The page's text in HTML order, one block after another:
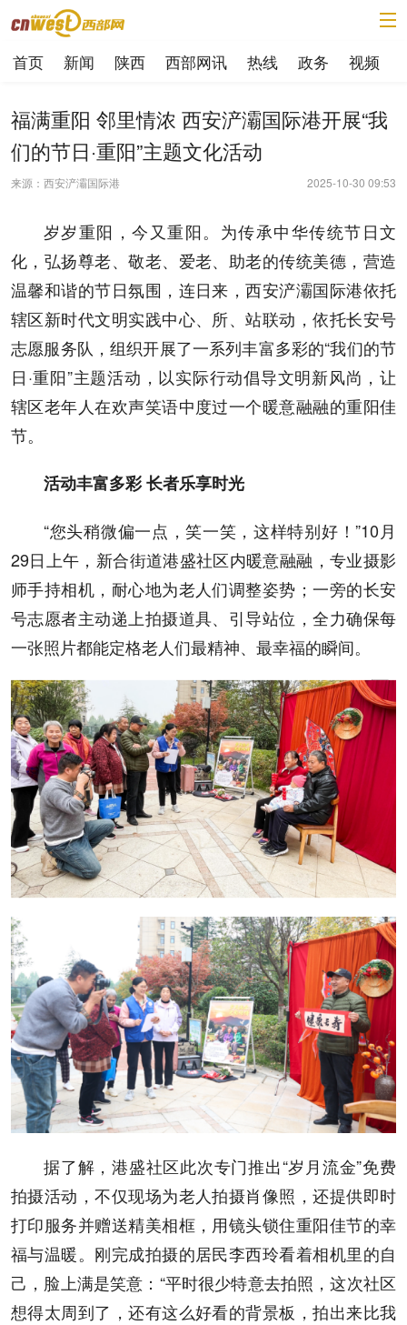
首页 新闻 陕西 西部网讯 热线 政务 视频
福满重阳 邻里情浓 西安浐灞国际港开展“我
们的节日·重阳”主题文化活动
来源：西安浐灞国际港 2025-10-30 09:53
岁岁重阳，今又重阳。为传承中华传统节日文
化，弘扬尊老、敬老、爱老、助老的传统美德，营造
温馨和谐的节日氛围，连日来，西安浐灞国际港依托
辖区新时代文明实践中心、所、站联动，依托长安号
志愿服务队，组织开展了一系列丰富多彩的“我们的节
日·重阳”主题活动，以实际行动倡导文明新风尚，让
辖区老年人在欢声笑语中度过一个暖意融融的重阳佳
节。
活动丰富多彩 长者乐享时光
“您头稍微偏一点，笑一笑，这样特别好！”10月
29日上午，新合街道港盛社区内暖意融融，专业摄影
师手持相机，耐心地为老人们调整姿势；一旁的长安
号志愿者主动递上拍摄道具、引导站位，全力确保每
一张照片都能定格老人们最精神、最幸福的瞬间。
据了解，港盛社区此次专门推出“岁月流金”免费
拍摄活动，不仅现场为老人拍摄肖像照，还提供即时
打印服务并赠送精美相框，用镜头锁住重阳佳节的幸
福与温暖。刚完成拍摄的居民李西玲看着相机里的自
己，脸上满是笑意：“平时很少特意去拍照，这次社区
想得太周到了，还有这么好看的背景板，拍出来比我